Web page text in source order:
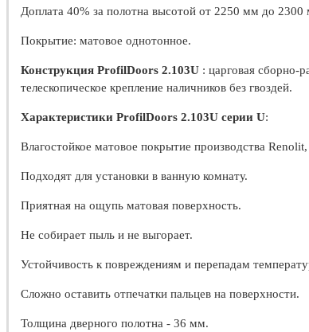
Доплата 40% за полотна высотой от 2250 мм до 2300
Покрытие: матовое однотонное.
Конструкция ProfilDoors 2.103U : царговая сборно-
телескопическое крепление наличников без гвоздей.
Характеристики ProfilDoors 2.103U серии U:
Влагостойкое матовое покрытие производства
Подходят для установки в ванную комнату.
Приятная на ощупь матовая поверхность.
Не собирает пыль и не выгорает.
Устойчивость к повреждениям и перепадам
Сложно оставить отпечатки пальцев на поверхности.
Толщина дверного полотна - 36 мм.